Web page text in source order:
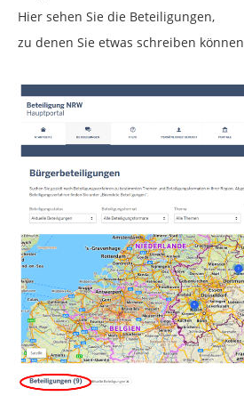
Hier sehen Sie die Beteiligungen,
zu denen Sie etwas schreiben